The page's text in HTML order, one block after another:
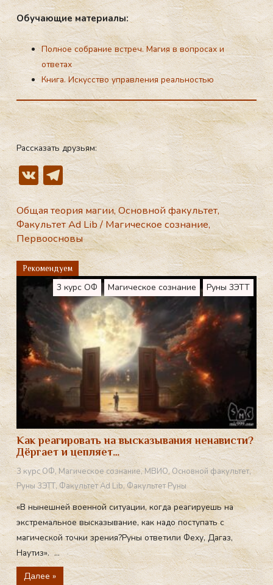
Обу­ча­ющие ма­тери­алы:
Полное собрание встреч. Магия в вопросах и
ответах
Книга. Искусство управления реальностью
Рассказать друзьям:
V
K
T
el
e
gr
a
m
Общая теория магии,Основной факультет,
Факультет Ad Lib/Магическое сознание,
Первоосновы
Рекомендуем
3 курс ОФ Магическое сознание Руны 3ЭТТ
Как реагировать на высказывания ненависти?
Дёргает и цепляет…
3 курс ОФ, Магическое сознание,МВИО,Основной факультет,
Руны 3ЭТТ,Факультет Ad Lib,Факультет Руны
«В нынешней военной ситуации, когда реагируешь на
экстремальное высказывание, как надо поступать с
магической точки зрения?Руны ответили Феху, Дагаз,
Наутиз». ...
Далее »